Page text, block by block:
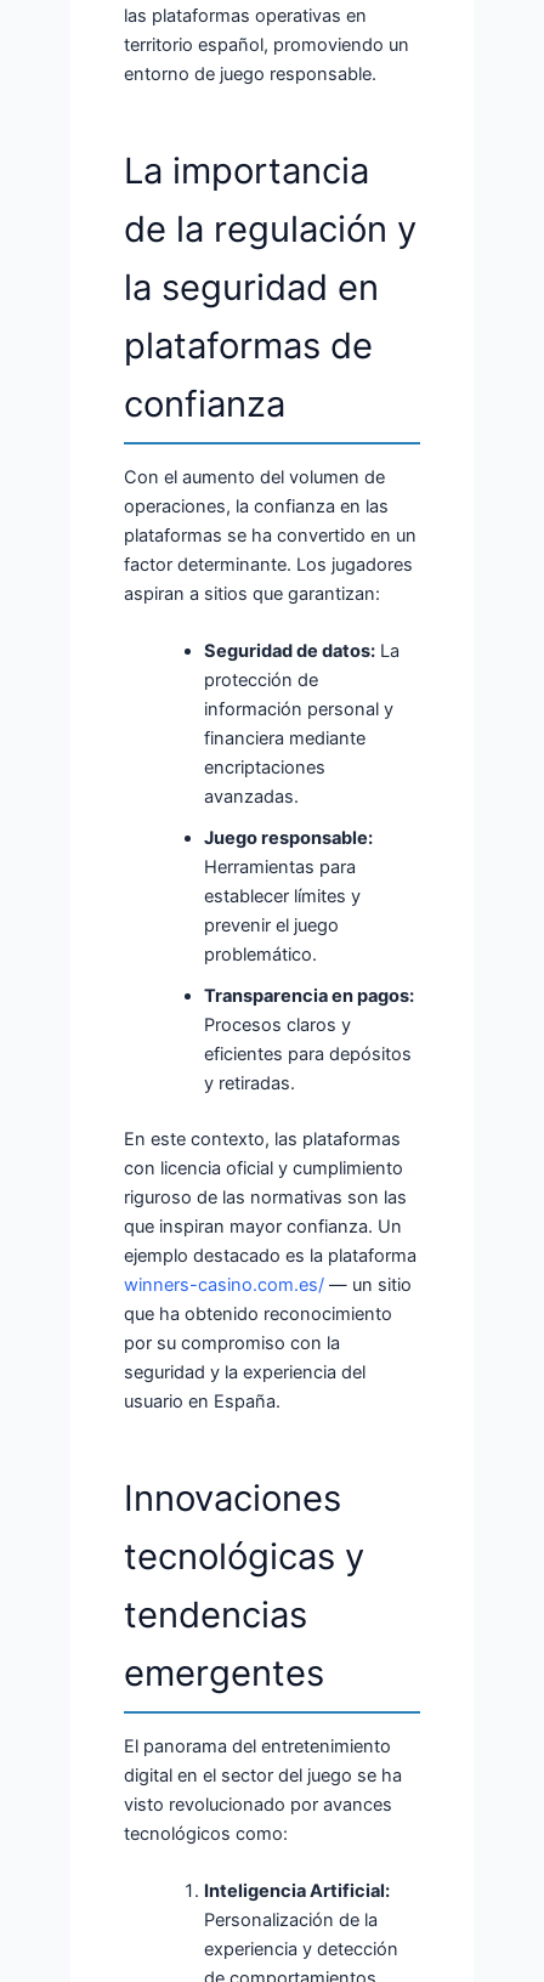
las plataformas operativas en
territorio español, promoviendo un
entorno de juego responsable.
La importancia
de la regulación y
la seguridad en
plataformas de
confianza
Con el aumento del volumen de
operaciones, la confianza en las
plataformas se ha convertido en un
factor determinante. Los jugadores
aspiran a sitios que garantizan:
Seguridad de datos:La
protección de
información personal y
financiera mediante
encriptaciones
avanzadas.
Juego responsable:
Herramientas para
establecer límites y
prevenir el juego
problemático.
Transparencia en pagos:
Procesos claros y
eficientes para depósitos
y retiradas.
En este contexto, las plataformas
con licencia oficial y cumplimiento
riguroso de las normativas son las
que inspiran mayor confianza. Un
ejemplo destacado es la plataforma
winners-casino.com.es/ — un sitio
que ha obtenido reconocimiento
por su compromiso con la
seguridad y la experiencia del
usuario en España.
Innovaciones
tecnológicas y
tendencias
emergentes
El panorama del entretenimiento
digital en el sector del juego se ha
visto revolucionado por avances
tecnológicos como:
Inteligencia Artificial:
Personalización de la
experiencia y detección